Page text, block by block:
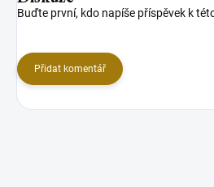
Buďte první, kdo napíše příspěvek k
Přidat komentář